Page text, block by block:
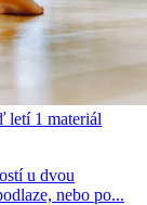
letí 1 materiál
u dvou
nebo po...